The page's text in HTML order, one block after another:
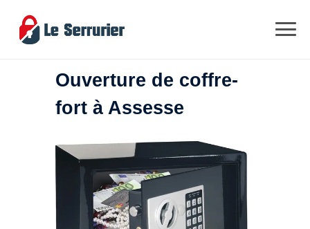
Ouverture de coffre-
fort à Assesse